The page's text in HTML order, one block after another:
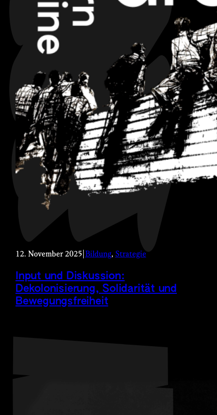
12. November 2025 Bildung, Strategie
Input und Diskussion:
Dekolonisierung, Solidarität und
Bewegungsfreiheit